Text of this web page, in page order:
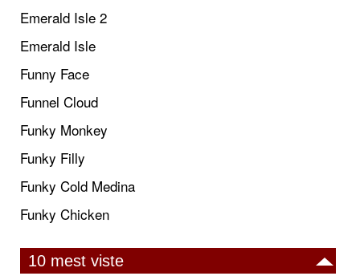
Emerald Isle 2
Emerald Isle
Funny Face
Funnel Cloud
Funky Monkey
Funky Filly
Funky Cold Medina
Funky Chicken
10 mest viste